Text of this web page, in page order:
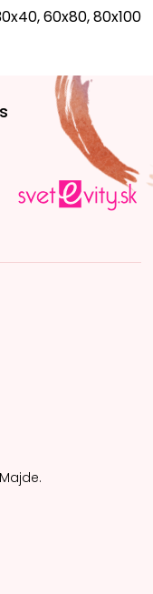
60x80, 80x100